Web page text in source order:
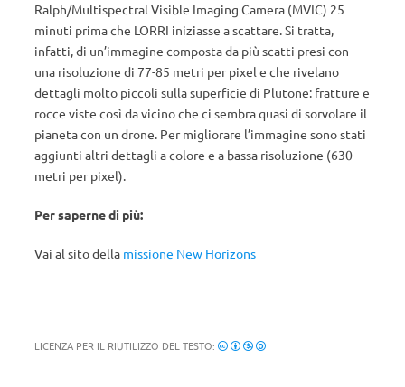
Ralph/Multispectral Visible Imaging Camera (MVIC) 25
minuti prima che LORRI iniziasse a scattare. Si tratta,
infatti, di un’immagine composta da più scatti presi con
una risoluzione di 77-85 metri per pixel e che rivelano
dettagli molto piccoli sulla superficie di Plutone: fratture e
rocce viste così da vicino che ci sembra quasi di sorvolare il
pianeta con un drone. Per migliorare l’immagine sono stati
aggiunti altri dettagli a colore e a bassa risoluzione (630
metri per pixel).
Per saperne di più:
Vai al sito della missione New Horizons
LICENZA PER IL RIUTILIZZO DEL TESTO: